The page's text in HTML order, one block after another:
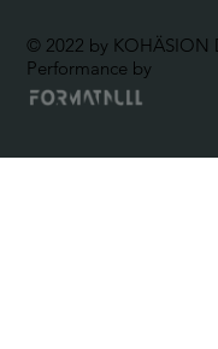
© 2022 by KOHÄSION
Performance by